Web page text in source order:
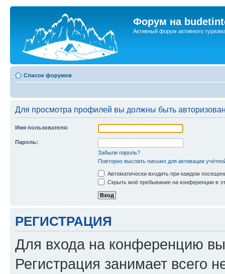
Форум на
Активный форум активного
Список форумов
Для просмотра профилей вы должны быть
Имя пользователя:
Пароль:
Забыли пароль?
Повторно выслать письмо для активации
Автоматически входить при каждом
Скрыть моё пребывание на конференции в
РЕГИСТРАЦИЯ
Для входа на конференцию
Регистрация занимает всего